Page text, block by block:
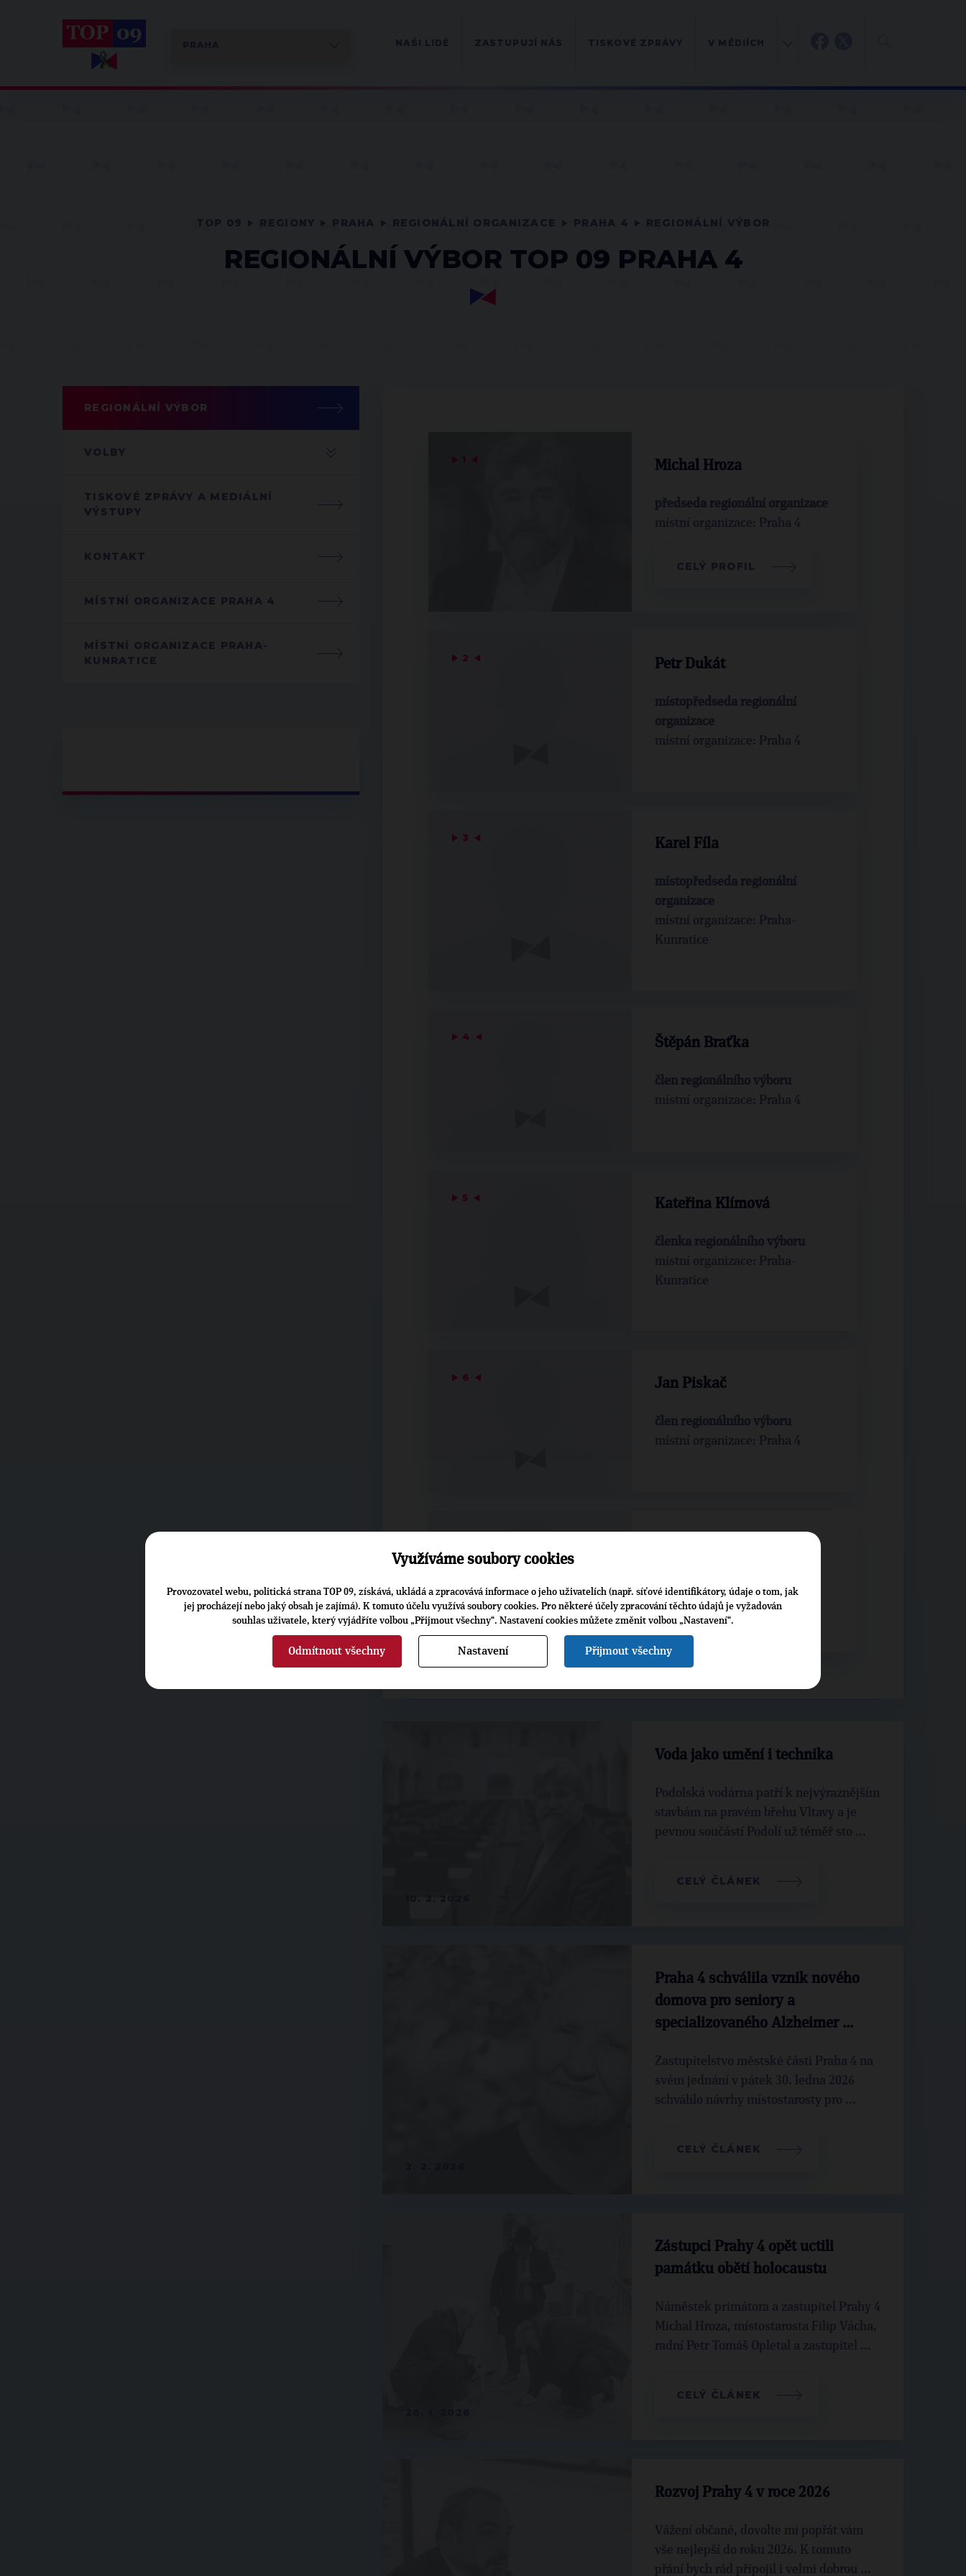
REGIONÁLNÍ VÝBOR TOP 09 PRAHA 4
REGIONÁLNÍ VÝBOR
VOLBY
TISKOVÉ ZPRÁVY A MEDIÁLNÍ
VÝSTUPY
KONTAKT
MÍSTNÍ ORGANIZACE PRAHA 4
MÍSTNÍ ORGANIZACE PRAHA-
KUNRATICE
▶ 1 ◀ Michal Hroza
předseda regionální organizace
místní organizace: Praha 4
CELÝ PROFIL
▶ 2 ◀ Petr Dukát
místopředseda regionální
organizace
místní organizace: Praha 4
▶ 3 ◀ Karel Fíla
místopředseda regionální
organizace
místní organizace: Praha-
Kunratice
▶ 4 ◀ Štěpán Braťka
člen regionálního výboru
místní organizace: Praha 4
▶ 5 ◀ Kateřina Klímová
členka regionálního výboru
místní organizace: Praha-
Kunratice
▶ 6 ◀ Jan Piskač
člen regionálního výboru
místní organizace: Praha 4
místní organizace: Praha 4
Voda jako umění i technika
Podolská vodárna patří k nejvýraznějším
stavbám na pravém břehu Vltavy a je
pevnou součástí Podolí už téměř sto ...
CELÝ ČLÁNEK
Praha 4 schválila vznik nového
domova pro seniory a
specializovaného Alzheimer ...
Zastupitelstvo městské části Praha 4 na
svém jednání v pátek 30. ledna 2026
schválilo návrhy místostarosty pro ...
CELÝ ČLÁNEK
Zástupci Prahy 4 opět uctili
památku obětí holocaustu
Náměstek primátora a zastupitel Prahy 4
Michal Hroza, místostarosta Filip Vácha,
radní Petr Tomáš Opletal a zastupitel ...
CELÝ ČLÁNEK
Rozvoj Prahy 4 v roce 2026
Vážení občané, dovolte mi popřát vám
vše nejlepší do roku 2026. K tomuto
přání bych rád připojil i velmi dobrou ...
Využíváme soubory cookies
Provozovatel webu, politická strana TOP 09, získává, ukládá a zpracovává informace o jeho uživatelích (např. síťové identifikátory, údaje o tom, jak
jej procházejí nebo jaký obsah je zajímá). K tomuto účelu využívá soubory cookies. Pro některé účely zpracování těchto údajů je vyžadován
souhlas uživatele, který vyjádříte volbou „Přijmout všechny“. Nastavení cookies můžete změnit volbou „Nastavení“.
Odmítnout všechny Nastavení Přijmout všechny